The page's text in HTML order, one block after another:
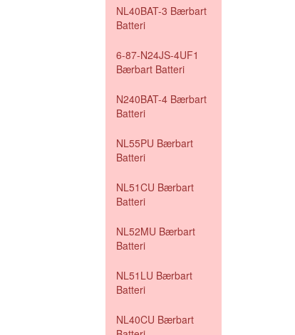
NL40BAT-3 Bærbart
Batteri
6-87-N24JS-4UF1
Bærbart Batteri
N240BAT-4 Bærbart
Batteri
NL55PU Bærbart
Batteri
NL51CU Bærbart
Batteri
NL52MU Bærbart
Batteri
NL51LU Bærbart
Batteri
NL40CU Bærbart